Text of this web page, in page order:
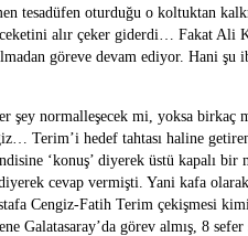
tesadüfen oturduğu o koltuktan
alır çeker giderdi… Fakat Ali
göreve devam ediyor. Hani
şey normalleşecek mi, yoksa birkaç
Terim’i hedef tahtası haline
‘konuş’ diyerek üstü kapalı bir
diyerek cevap vermişti. Yani kafa
Cengiz-Fatih Terim çekişmesi
Galatasaray’da görev almış, 8